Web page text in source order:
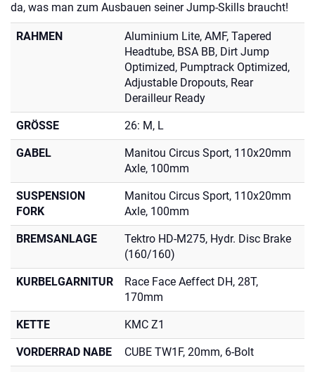
da, was man zum Ausbauen seiner Jump-Skills braucht!
RAHMEN
Aluminium Lite, AMF, Tapered
Headtube, BSA BB, Dirt Jump
Optimized, Pumptrack Optimized,
Adjustable Dropouts, Rear
Derailleur Ready
GRÖSSE 26: M, L
GABEL
Manitou Circus Sport, 110x20mm
Axle, 100mm
SUSPENSION
FORK
Manitou Circus Sport, 110x20mm
Axle, 100mm
BREMSANLAGE
Tektro HD-M275, Hydr. Disc Brake
(160/160)
KURBELGARNITUR
Race Face Aeffect DH, 28T,
170mm
KETTE KMC Z1
VORDERRAD NABE CUBE TW1F, 20mm, 6-Bolt